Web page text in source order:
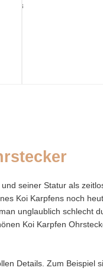
seiner Statur als
Koi Karpfens noch
unglaublich schlecht
Koi Karpfen
Details. Zum Beispiel